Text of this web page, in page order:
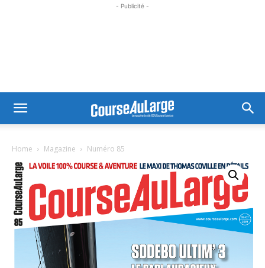
- Publicité -
Home Magazine Numéro 85